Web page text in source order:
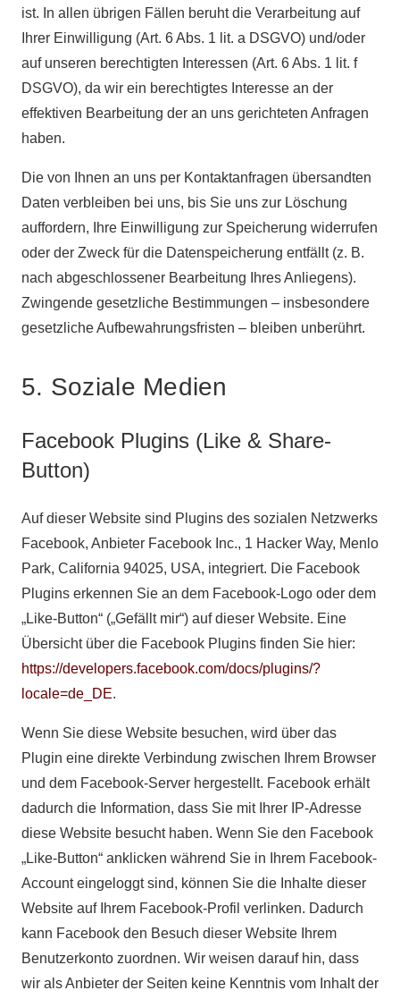
ist. In allen übrigen Fällen beruht die Verarbeitung auf
Ihrer Einwilligung (Art. 6 Abs. 1 lit. a DSGVO) und/oder
auf unseren berechtigten Interessen (Art. 6 Abs. 1 lit. f
DSGVO), da wir ein berechtigtes Interesse an der
effektiven Bearbeitung der an uns gerichteten Anfragen
haben.
Die von Ihnen an uns per Kontaktanfragen übersandten
Daten verbleiben bei uns, bis Sie uns zur Löschung
auffordern, Ihre Einwilligung zur Speicherung widerrufen
oder der Zweck für die Datenspeicherung entfällt (z. B.
nach abgeschlossener Bearbeitung Ihres Anliegens).
Zwingende gesetzliche Bestimmungen – insbesondere
gesetzliche Aufbewahrungsfristen – bleiben unberührt.
5. Soziale Medien
Facebook Plugins (Like & Share-
Button)
Auf dieser Website sind Plugins des sozialen Netzwerks
Facebook, Anbieter Facebook Inc., 1 Hacker Way, Menlo
Park, California 94025, USA, integriert. Die Facebook
Plugins erkennen Sie an dem Facebook-Logo oder dem
„Like-Button“ („Gefällt mir“) auf dieser Website. Eine
Übersicht über die Facebook Plugins finden Sie hier:
https://developers.facebook.com/docs/plugins/?
locale=de_DE.
Wenn Sie diese Website besuchen, wird über das
Plugin eine direkte Verbindung zwischen Ihrem Browser
und dem Facebook-Server hergestellt. Facebook erhält
dadurch die Information, dass Sie mit Ihrer IP-Adresse
diese Website besucht haben. Wenn Sie den Facebook
„Like-Button“ anklicken während Sie in Ihrem Facebook-
Account eingeloggt sind, können Sie die Inhalte dieser
Website auf Ihrem Facebook-Profil verlinken. Dadurch
kann Facebook den Besuch dieser Website Ihrem
Benutzerkonto zuordnen. Wir weisen darauf hin, dass
wir als Anbieter der Seiten keine Kenntnis vom Inhalt der